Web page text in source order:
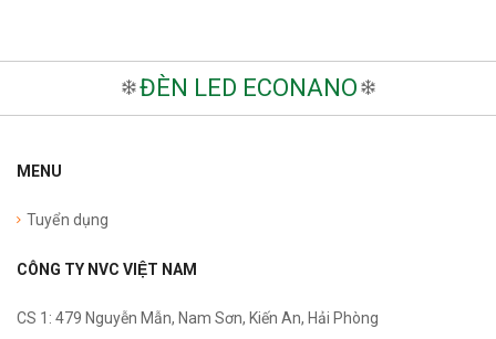
ĐÈN LED ECONANO
MENU
Tuyển dụng
CÔNG TY NVC VIỆT NAM
CS 1: 479 Nguyễn Mẫn, Nam Sơn, Kiến An, Hải Phòng